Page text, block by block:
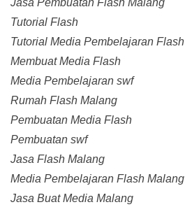
Jasa Pembuatan Flash Malang
Tutorial Flash
Tutorial Media Pembelajaran Flash
Membuat Media Flash
Media Pembelajaran swf
Rumah Flash Malang
Pembuatan Media Flash
Pembuatan swf
Jasa Flash Malang
Media Pembelajaran Flash Malang
Jasa Buat Media Malang